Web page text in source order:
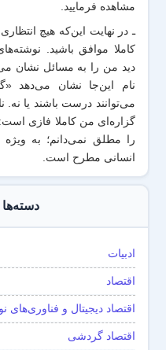
مشاهده فرمایید.
ـ در نهایت این‌که هیچ
کاملا موافق باشید.
دید من را به مسائل نشان
نام این‌جا نشان می‌دهد
می‌توانند درست باشند یا نه.
گزاره‌ای من کاملا فازی
را مطلق نمی‌دانم؛ به
انسانی مطرح است.
دسته‌ها
ادبیات
اقتصاد
اقتصاد دیجیتال و فناوری‌های
اقتصاد گردشی